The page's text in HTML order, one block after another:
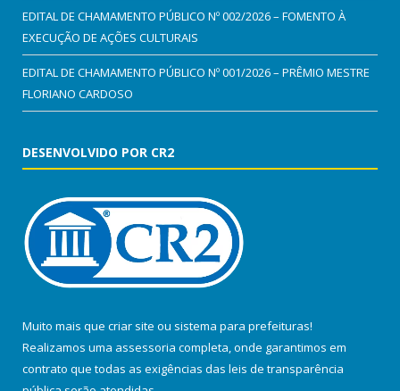
EDITAL DE CHAMAMENTO PÚBLICO Nº 002/2026 – FOMENTO À
EXECUÇÃO DE AÇÕES CULTURAIS
EDITAL DE CHAMAMENTO PÚBLICO Nº 001/2026 – PRÊMIO MESTRE
FLORIANO CARDOSO
DESENVOLVIDO POR CR2
Muito mais que criar site ou sistema para prefeituras!
Realizamos uma assessoria completa, onde garantimos em
contrato que todas as exigências das leis de transparência